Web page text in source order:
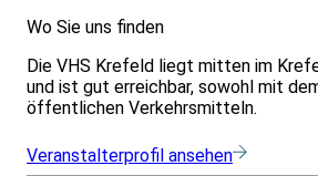
Wo Sie uns finden
Die VHS Krefeld liegt mitten im
und ist gut erreichbar, sowohl mit
öffentlichen Verkehrsmitteln.
Veranstalterprofil ansehen